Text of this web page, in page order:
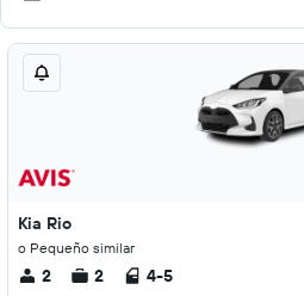
Kia Rio
o Pequeño similar
2 2 4-5